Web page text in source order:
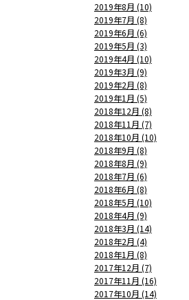
2019年8月 (10)
2019年7月 (8)
2019年6月 (6)
2019年5月 (3)
2019年4月 (10)
2019年3月 (9)
2019年2月 (8)
2019年1月 (5)
2018年12月 (8)
2018年11月 (7)
2018年10月 (10)
2018年9月 (8)
2018年8月 (9)
2018年7月 (6)
2018年6月 (8)
2018年5月 (10)
2018年4月 (9)
2018年3月 (14)
2018年2月 (4)
2018年1月 (8)
2017年12月 (7)
2017年11月 (16)
2017年10月 (14)